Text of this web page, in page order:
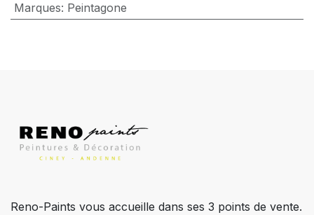
Marques: Peintagone
Reno-Paints vous accueille dans ses 3 points de vente.